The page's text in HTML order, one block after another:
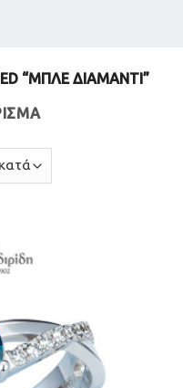
“ΜΠΛΕ ΔΙΑΜΆΝΤΙ”